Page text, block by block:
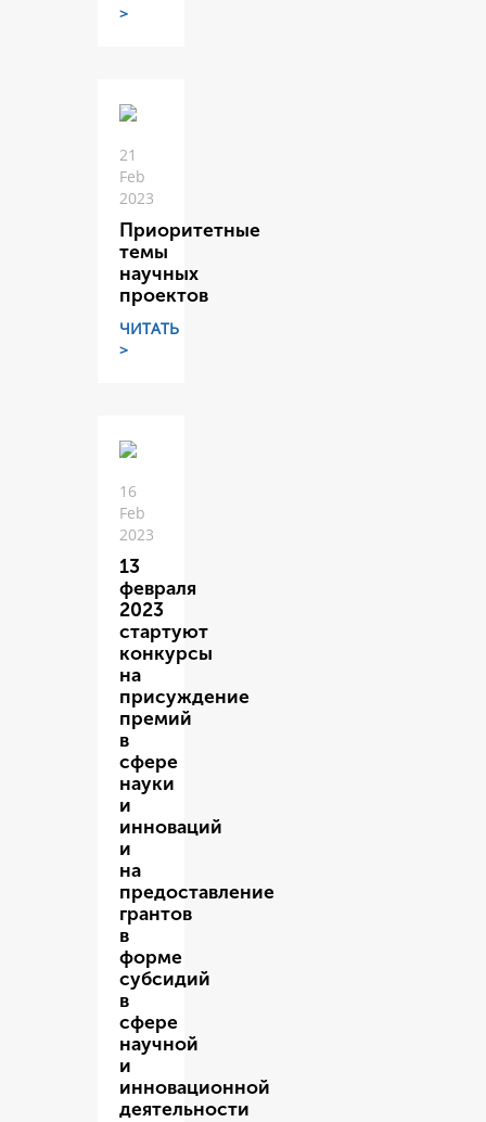
>
21
Feb
2023
Приоритетные
темы
научных
проектов
ЧИТАТЬ
>
16
Feb
2023
13
февраля
2023
стартуют
конкурсы
на
присуждение
премий
в
сфере
науки
и
инноваций
и
на
предоставление
грантов
в
форме
субсидий
в
сфере
научной
и
инновационной
деятельности